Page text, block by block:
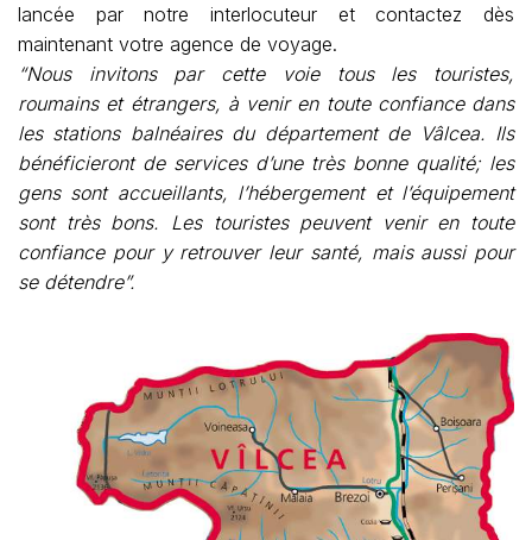
lancée par notre interlocuteur et contactez dès
maintenant votre agence de voyage.
“Nous invitons par cette voie tous les touristes,
roumains et étrangers, à venir en toute confiance dans
les stations balnéaires du département de Vâlcea. Ils
bénéficieront de services d’une très bonne qualité; les
gens sont accueillants, l’hébergement et l’équipement
sont très bons. Les touristes peuvent venir en toute
confiance pour y retrouver leur santé, mais aussi pour
se détendre”.